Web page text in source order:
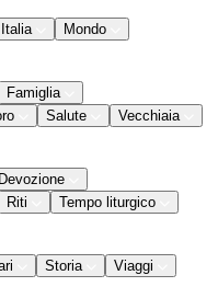
Italia
Mondo
Famiglia
Salute
Vecchiaia
Devozione
Riti
Tempo liturgico
Storia Viaggi